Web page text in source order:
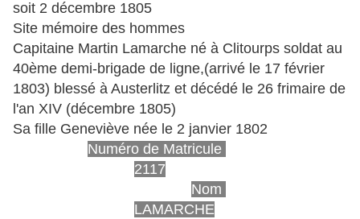
soit 2 décembre 1805
Site mémoire des hommes
Capitaine Martin Lamarche né à Clitourps soldat au
40ème demi-brigade de ligne,(arrivé le 17 février
1803) blessé à Austerlitz et décédé le 26 frimaire de
l'an XIV (décembre 1805)
Sa fille Geneviève née le 2 janvier 1802
Numéro de Matricule
2117
Nom
LAMARCHE